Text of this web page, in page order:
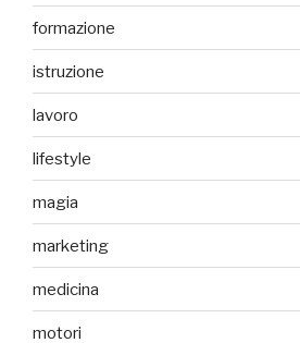
formazione
istruzione
lavoro
lifestyle
magia
marketing
medicina
motori